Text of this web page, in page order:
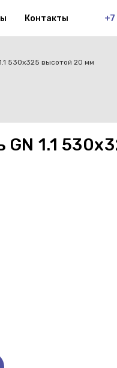
Контакты
530х325 высотой 20 мм
GN 1.1